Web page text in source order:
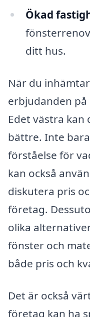
Ökad
ditt hus.
När du
erbjudanden
Edet västra kan
bättre. Inte
förståelse för
kan också
diskutera pris
företag.
olika
fönster och
både pris och
Det är också
företag kan ha